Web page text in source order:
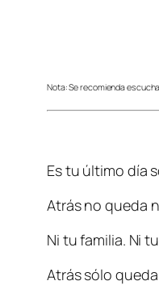
Nota: Se recomienda
Es tu último día
Atrás no queda
Ni tu familia. Ni
Atrás sólo